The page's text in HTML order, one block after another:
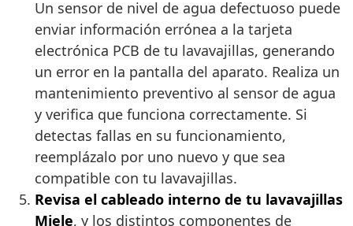
Un sensor de nivel de agua defectuoso puede
enviar información errónea a la tarjeta
electrónica PCB de tu lavavajillas, generando
un error en la pantalla del aparato. Realiza un
mantenimiento preventivo al sensor de agua
y verifica que funciona correctamente. Si
detectas fallas en su funcionamiento,
reemplázalo por uno nuevo y que sea
compatible con tu lavavajillas.
Revisa el cableado interno de tu lavavajillas
Miele, y los distintos componentes de